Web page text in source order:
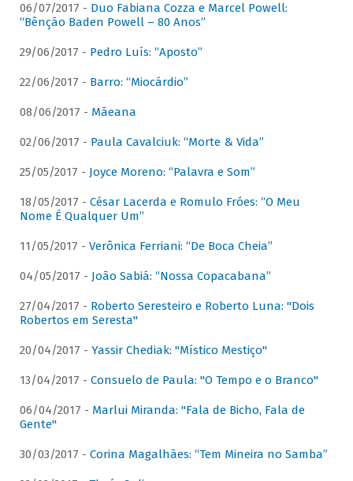
06/07/2017 - Duo Fabiana Cozza e Marcel Powell:
“Bênção Baden Powell – 80 Anos”
29/06/2017 - Pedro Luís: “Aposto”
22/06/2017 - Barro: “Miocárdio”
08/06/2017 - Mãeana
02/06/2017 - Paula Cavalciuk: “Morte & Vida”
25/05/2017 - Joyce Moreno: “Palavra e Som”
18/05/2017 - César Lacerda e Romulo Fróes: “O Meu
Nome É Qualquer Um”
11/05/2017 - Verônica Ferriani: “De Boca Cheia”
04/05/2017 - João Sabiá: “Nossa Copacabana”
27/04/2017 - Roberto Seresteiro e Roberto Luna: "Dois
Robertos em Seresta"
20/04/2017 - Yassir Chediak: "Místico Mestiço"
13/04/2017 - Consuelo de Paula: "O Tempo e o Branco"
06/04/2017 - Marlui Miranda: "Fala de Bicho, Fala de
Gente"
30/03/2017 - Corina Magalhães: “Tem Mineira no Samba”